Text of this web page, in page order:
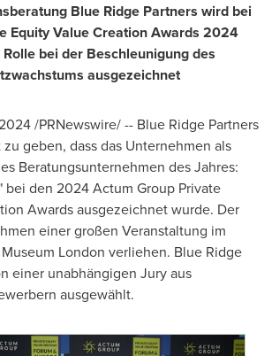
Blue Ridge Partners wird bei
Equity Value Creation Awards 2024
bei der Beschleunigung des
ausgezeichnet
/PRNewswire/ -- Blue Ridge Partners
geben, dass das Unternehmen als
Beratungsunternehmen des Jahres:
bei den 2024 Actum Group Private
Awards ausgezeichnet wurde. Der
einer großen Veranstaltung im
London verliehen. Blue Ridge
einer unabhängigen Jury aus
ausgewählt.